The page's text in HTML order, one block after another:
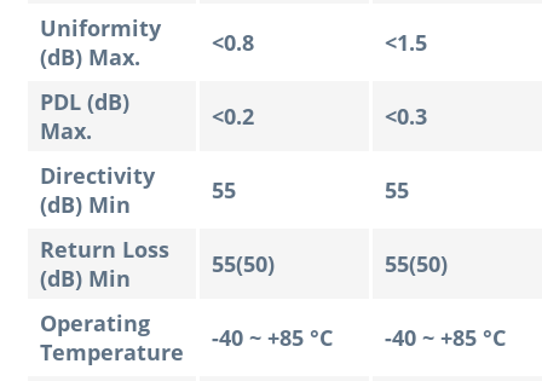
Uniformity
(dB) Max.
<0.8 <1.5
PDL (dB)
Max.
<0.2 <0.3
Directivity
(dB) Min
55 55
Return Loss
(dB) Min
55(50) 55(50)
Operating
Temperature
-40 ~ +85 °C -40 ~ +85 °C